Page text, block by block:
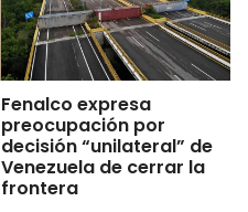
Fenalco expresa
preocupación por
decisión “unilateral” de
Venezuela de cerrar la
frontera